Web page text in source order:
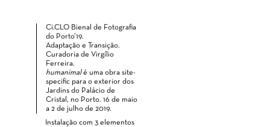
Ci.CLO Bienal de Fotografia
do Porto’19.
Adaptação e Transição.
Curadoria de Virgílio
Ferreira.
humanimalé uma obra site-
specific para o exterior dos
Jardins do Palácio de
Cristal, no Porto. 16 de maio
a 2 de julho de 2019.
Instalação com 3 elementos